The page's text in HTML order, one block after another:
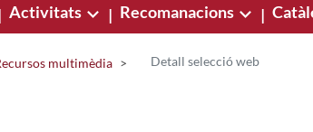
Activitats | Recomanacions |
multimèdia Detall selecció web